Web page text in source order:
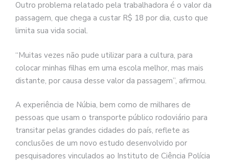
Outro problema relatado pela trabalhadora é o valor da
passagem, que chega a custar R$ 18 por dia, custo que
limita sua vida social.
“Muitas vezes não pude utilizar para a cultura, para
colocar minhas filhas em uma escola melhor, mas mais
distante, por causa desse valor da passagem”, afirmou.
A experiência de Núbia, bem como de milhares de
pessoas que usam o transporte público rodoviário para
transitar pelas grandes cidades do país, reflete as
conclusões de um novo estudo desenvolvido por
pesquisadores vinculados ao Instituto de Ciência Polícia